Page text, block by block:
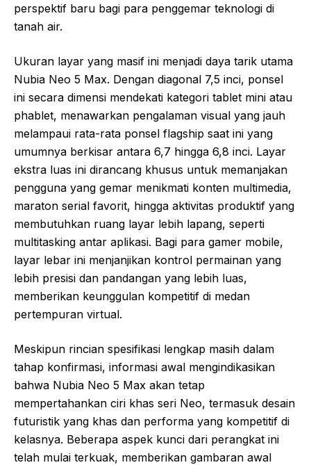
perspektif baru bagi para penggemar teknologi di
tanah air.
Ukuran layar yang masif ini menjadi daya tarik utama
Nubia Neo 5 Max. Dengan diagonal 7,5 inci, ponsel
ini secara dimensi mendekati kategori tablet mini atau
phablet, menawarkan pengalaman visual yang jauh
melampaui rata-rata ponsel flagship saat ini yang
umumnya berkisar antara 6,7 hingga 6,8 inci. Layar
ekstra luas ini dirancang khusus untuk memanjakan
pengguna yang gemar menikmati konten multimedia,
maraton serial favorit, hingga aktivitas produktif yang
membutuhkan ruang layar lebih lapang, seperti
multitasking antar aplikasi. Bagi para gamer mobile,
layar lebar ini menjanjikan kontrol permainan yang
lebih presisi dan pandangan yang lebih luas,
memberikan keunggulan kompetitif di medan
pertempuran virtual.
Meskipun rincian spesifikasi lengkap masih dalam
tahap konfirmasi, informasi awal mengindikasikan
bahwa Nubia Neo 5 Max akan tetap
mempertahankan ciri khas seri Neo, termasuk desain
futuristik yang khas dan performa yang kompetitif di
kelasnya. Beberapa aspek kunci dari perangkat ini
telah mulai terkuak, memberikan gambaran awal